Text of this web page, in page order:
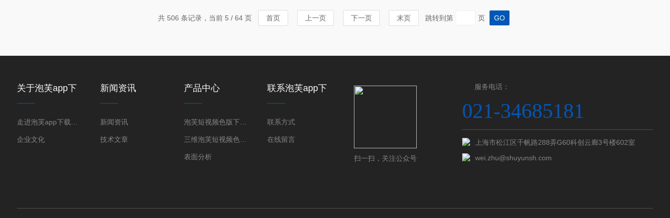
——SkyScan2214泡芙短视频色版下载显微成像系统（3D-XRM）。
它以无损、纳米级、多尺度适配的三维成像能力，助力科研人员与工
性能特点及实验室条件三个维度，为您提供清晰的选购思路。一、空
间与基建：台式机D2PHASER的“即插即用”优势如果您的实验室空间
共 506 条记录，当前 5 / 64 页 首页 上一页 下一页 末页 跳转到第 页
关于泡芙app下
载免费版下载新
版
企业文化
新闻资讯
新闻资讯
技术文章
产品中心
三维泡芙短视频色版下载显微镜（XRM）
表面分析
联系泡芙app下
载免费版下载新
版
联系方式
在线留言
扫一扫，关注公众号
服务电话：
021-34685181
上海市松江区千帆路288弄G60科创云廊3号楼602室
wei.zhu@shuyunsh.com